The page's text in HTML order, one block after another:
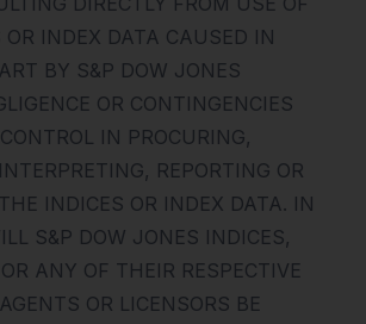
INDEX DATA CAUSED IN
BY S&P DOW JONES
OR CONTINGENCIES
IN PROCURING,
REPORTING OR
INDICES OR INDEX DATA. IN
S&P DOW JONES INDICES,
ANY OF THEIR RESPECTIVE
OR LICENSORS BE